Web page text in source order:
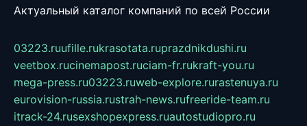
Актуальный каталог компаний по всей России
03223.ruufille.rukrasotata.ruprazdnikdushi.ru
veetbox.rucinemapost.ruciam-fr.rukraft-you.ru
mega-press.ru03223.ruweb-explore.rurastenuya.ru
eurovision-russia.rustrah-news.rufreeride-team.ru
itrack-24.rusexshopexpress.ruautostudiopro.ru